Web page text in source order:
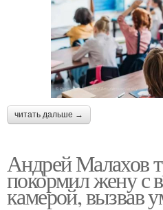
читать дальше →
Андрей Малахов
покормил жену с
камерой, вызвав